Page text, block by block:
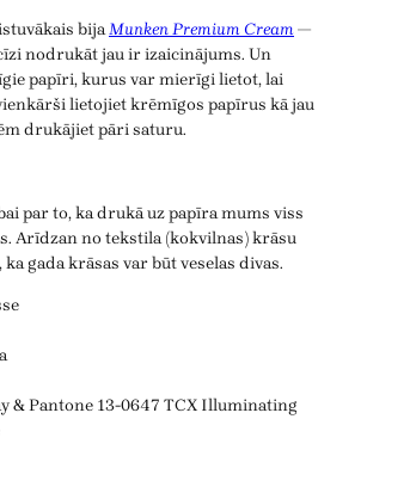
bijaMunken Premium Cream—
nodrukāt jau ir izaicinājums. Un
papīri, kurus var mierīgi lietot, lai
lietojiet krēmīgos papīrus kā jau
drukājiet pāri saturu.
par to, ka drukā uz papīra mums viss
Arīdzan no tekstila (kokvilnas) krāsu
gada krāsas var būt veselas divas.
& Pantone 13-0647 TCX Illuminating